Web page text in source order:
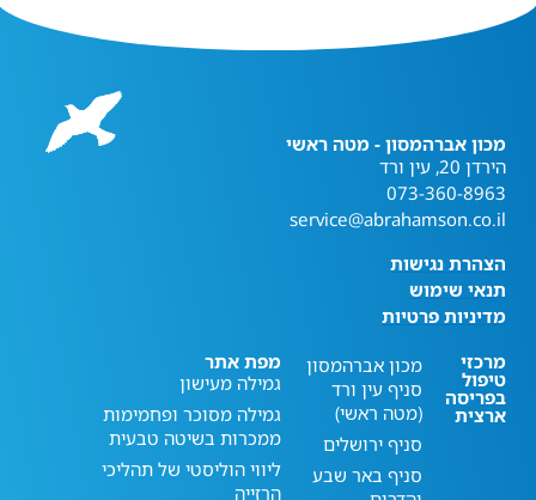
מכון אברהמסון - מטה ראשי
הירדן 20, עין ורד
073-360-8963
service@abrahamson.co.il
הצהרת נגישות
תנאי שימוש
מדיניות פרטיות
מרכזי
טיפול
בפריסה
ארצית
מכון אברהמסון
סניף עין ורד
(מטה ראשי)
סניף ירושלים
סניף באר שבע
מפת אתר
גמילה מעישון
גמילה מסוכר ופחמימות
ממכרות בשיטה טבעית
ליווי הוליסטי של תהליכי
הרזייה